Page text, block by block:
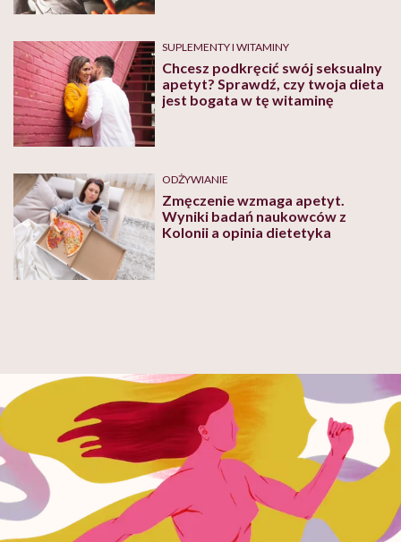
SUPLEMENTY I WITAMINY
Chcesz podkręcić swój seksualny
apetyt? Sprawdź, czy twoja dieta
jest bogata w tę witaminę
ODŻYWIANIE
Zmęczenie wzmaga apetyt.
Wyniki badań naukowców z
Kolonii a opinia dietetyka